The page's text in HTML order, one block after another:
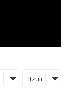
Itzuli